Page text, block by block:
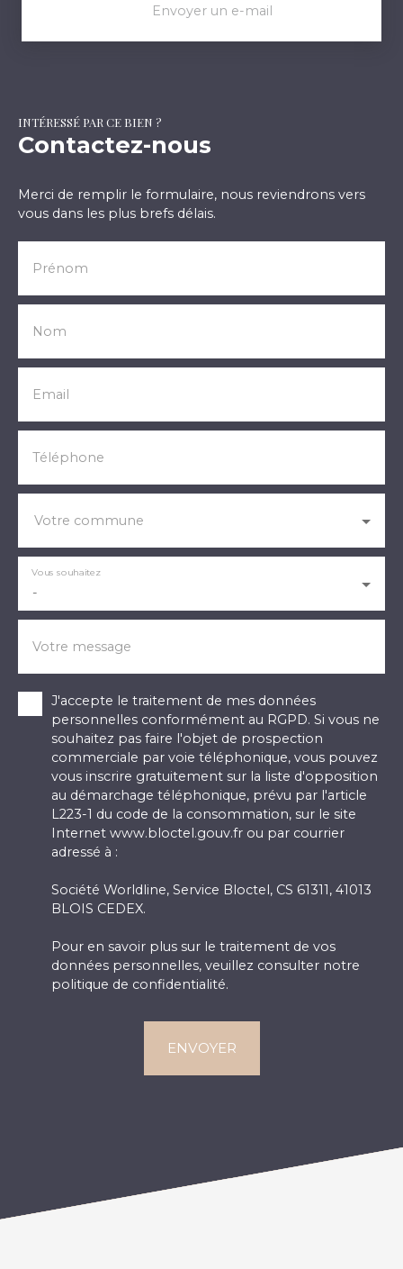
Envoyer un e-mail
INTÉRESSÉ PAR CE BIEN ?
Contactez-nous
Merci de remplir le formulaire, nous reviendrons vers
vous dans les plus brefs délais.
Prénom
Nom
Email
Téléphone
Votre commune
-
Vous souhaitez
Votre message
J'accepte le traitement de mes données
personnelles conformément au RGPD. Si vous ne
souhaitez pas faire l'objet de prospection
commerciale par voie téléphonique, vous pouvez
vous inscrire gratuitement sur la liste d'opposition
au démarchage téléphonique, prévu par l'article
L223-1 du code de la consommation, sur le site
Internet www.bloctel.gouv.fr ou par courrier
adressé à :
Société Worldline, Service Bloctel, CS 61311, 41013
BLOIS CEDEX.
Pour en savoir plus sur le traitement de vos
données personnelles, veuillez consulter notre
politique de confidentialité.
ENVOYER